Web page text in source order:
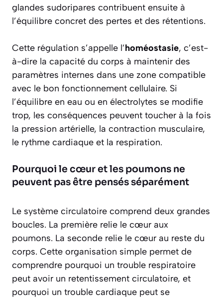
glandes sudoripares contribuent ensuite à
l’équilibre concret des pertes et des rétentions.
Cette régulation s’appelle l’homéostasie, c’est-
à-dire la capacité du corps à maintenir des
paramètres internes dans une zone compatible
avec le bon fonctionnement cellulaire. Si
l’équilibre en eau ou en électrolytes se modifie
trop, les conséquences peuvent toucher à la fois
la pression artérielle, la contraction musculaire,
le rythme cardiaque et la respiration.
Pourquoi le cœur et les poumons ne
peuvent pas être pensés séparément
Le système circulatoire comprend deux grandes
boucles. La première relie le cœur aux
poumons. La seconde relie le cœur au reste du
corps. Cette organisation simple permet de
comprendre pourquoi un trouble respiratoire
peut avoir un retentissement circulatoire, et
pourquoi un trouble cardiaque peut se